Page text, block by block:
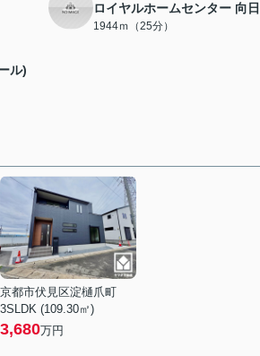
ロイヤルホームセンター 向
1944ｍ（25分）
ル)
京都市伏見区淀樋爪町
3SLDK (109.30㎡)
3,680万円